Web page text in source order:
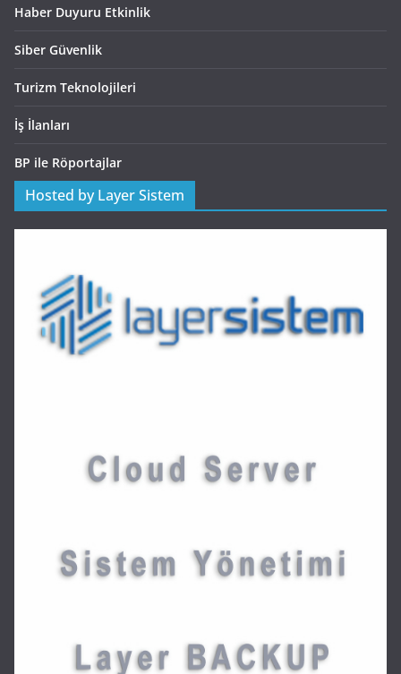
Haber Duyuru Etkinlik
Siber Güvenlik
Turizm Teknolojileri
İş İlanları
BP ile Röportajlar
Hosted by Layer Sistem